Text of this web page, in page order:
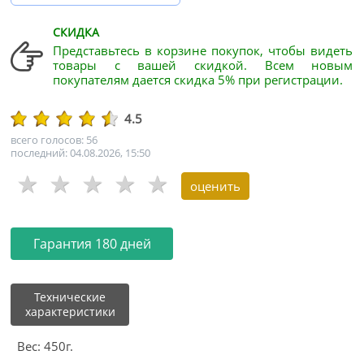
СКИДКА
Представьтесь в корзине покупок, чтобы видеть
товары с вашей скидкой. Всем новым
покупателям дается скидка 5% при регистрации.
4.5
всего голосов: 56
последний: 04.08.2026, 15:50
Гарантия 180 дней
Технические
характеристики
Вес: 450г.